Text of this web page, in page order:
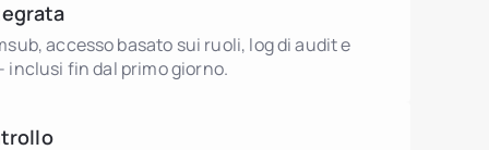
accesso basato sui ruoli, log di audit e
inclusi fin dal primo giorno.